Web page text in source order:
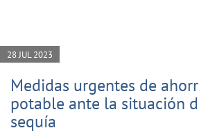
28 JUL 2023
Medidas urgentes de
potable ante la situación
sequía